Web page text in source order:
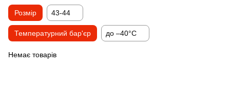
Розмір 43-44
Температурний бар'єр до –40°C
Немає товарів